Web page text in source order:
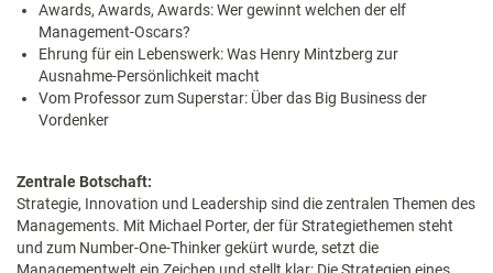
Awards, Awards, Awards: Wer gewinnt welchen der elf
Management-Oscars?
Ehrung für ein Lebenswerk: Was Henry Mintzberg zur
Ausnahme-Persönlichkeit macht
Vom Professor zum Superstar: Über das Big Business der
Vordenker
Zentrale Botschaft:
Strategie, Innovation und Leadership sind die zentralen Themen des
Managements. Mit Michael Porter, der für Strategiethemen steht
und zum Number-One-Thinker gekürt wurde, setzt die